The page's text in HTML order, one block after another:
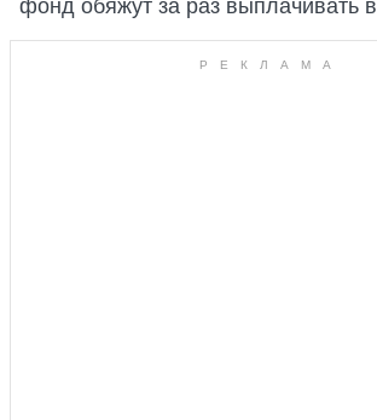
фонд обяжут за раз выплачивать